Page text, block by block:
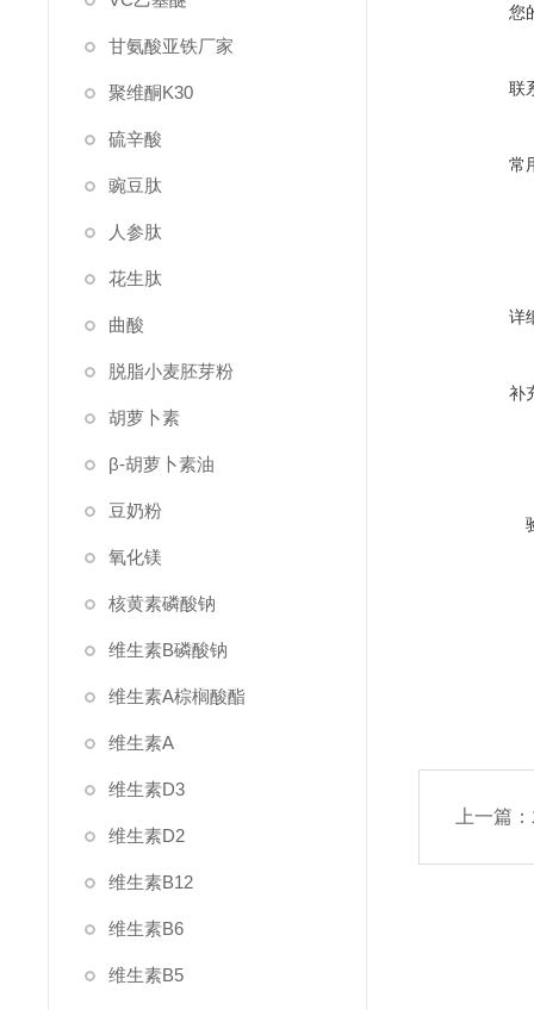
甘氨酸亚铁厂家
聚维酮K30
硫辛酸
豌豆肽
人参肽
花生肽
曲酸
脱脂小麦胚芽粉
胡萝卜素
β-胡萝卜素油
豆奶粉
氧化镁
核黄素磷酸钠
维生素B磷酸钠
维生素A棕榈酸酯
维生素A
维生素D3
维生素D2
维生素B12
维生素B6
维生素B5
您
联
常
详
补
上一篇：